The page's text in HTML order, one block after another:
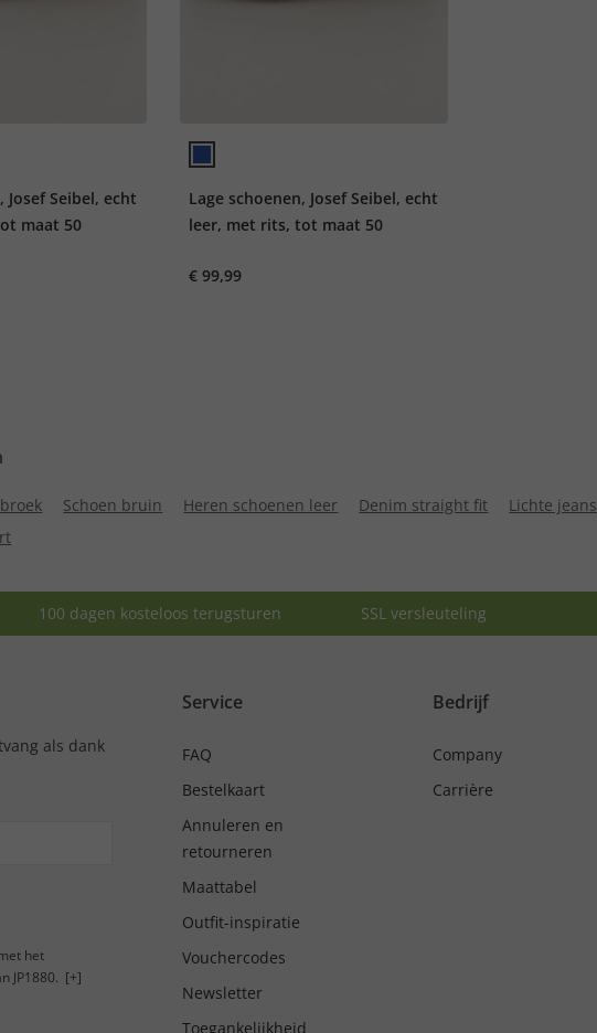
Josef Seibel, echt
maat 50
Lage schoenen, Josef Seibel, echt
leer, met rits, tot maat 50
€ 99,99
Schoen bruin Heren schoenen leer Denim straight fit Lichte jeans
100 dagen kosteloos terugsturen SSL versleuteling
als dank
het
JP1880. [+]
Service
FAQ
Bestelkaart
Annuleren en
retourneren
Maattabel
Outfit-inspiratie
Vouchercodes
Newsletter
Toegankelijkheid
Bedrijf
Company
Carrière